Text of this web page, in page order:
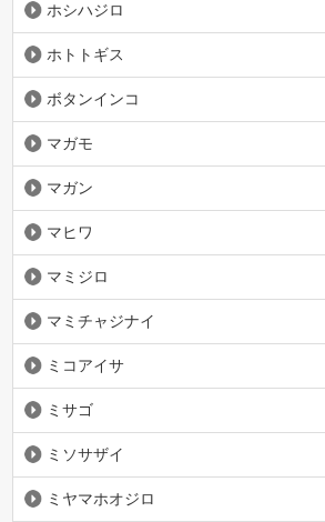
ホシハジロ
ホトトギス
ボタンインコ
マガモ
マガン
マヒワ
マミジロ
マミチャジナイ
ミコアイサ
ミサゴ
ミソサザイ
ミヤマホオジロ